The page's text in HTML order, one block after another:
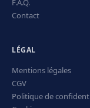
F.A.Q.
Contact
LÉGAL
Mentions légales
CGV
Politique de